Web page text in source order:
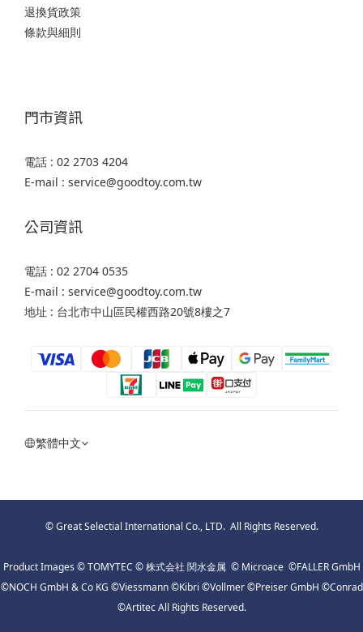
退換貨政策
條款與細則
門市資訊
電話 : 02 2703 4204
E-mail : service@goodtoy.com.tw
公司資訊
電話 : 02 2704 0535
E-mail : service@goodtoy.com.tw
地址 : 台北市中山區民權西路20號8樓之7
繁體中文
© Great Selectial International Co., LTD. All Rights Reserved.
Product Images © TOMYTEC © 株式会社 関水金属 © Microace ©FALLER GmbH
©NOCH GmbH & Co KG ©Viessmann ©Kibri ©Vollmer ©Preiser GmbH ©Conrad
©Artitec All Rights Reserved.